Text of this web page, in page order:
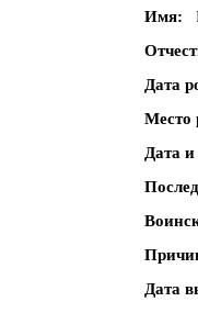
Имя
Дата
Место
Дата и
Дата